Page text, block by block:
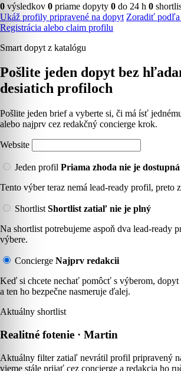
0 výsledkov 0 priame dopyty 0 do 24 h 0
Ukáž profily pripravené na dopyt Zoradiť podľa
Registrácia alebo claim profilu
Smart dopyt z katalógu
Pošlite jeden dopyt bez
desiatich profiloch
Pošlite jeden brief a vyberte si, či má ísť
alebo najprv cez redakčný concierge krok.
Website
Jeden profil Priama zhoda nie je dostupná
Tento výber teraz nemá lead-ready profil, preto
Shortlist Shortlist zatiaľ nie je plný
Na shortlist potrebujeme aspoň dva lead-ready
výbere.
Concierge Najprv redakcii
Keď si chcete nechať pomôcť s výberom,
a ten ho bezpečne nasmeruje ďalej.
Aktuálny shortlist
Realitné fotenie · Martin
Aktuálny filter zatiaľ nevrátil profil pripravený
vieme stále prijať cez concierge a redakcia ho